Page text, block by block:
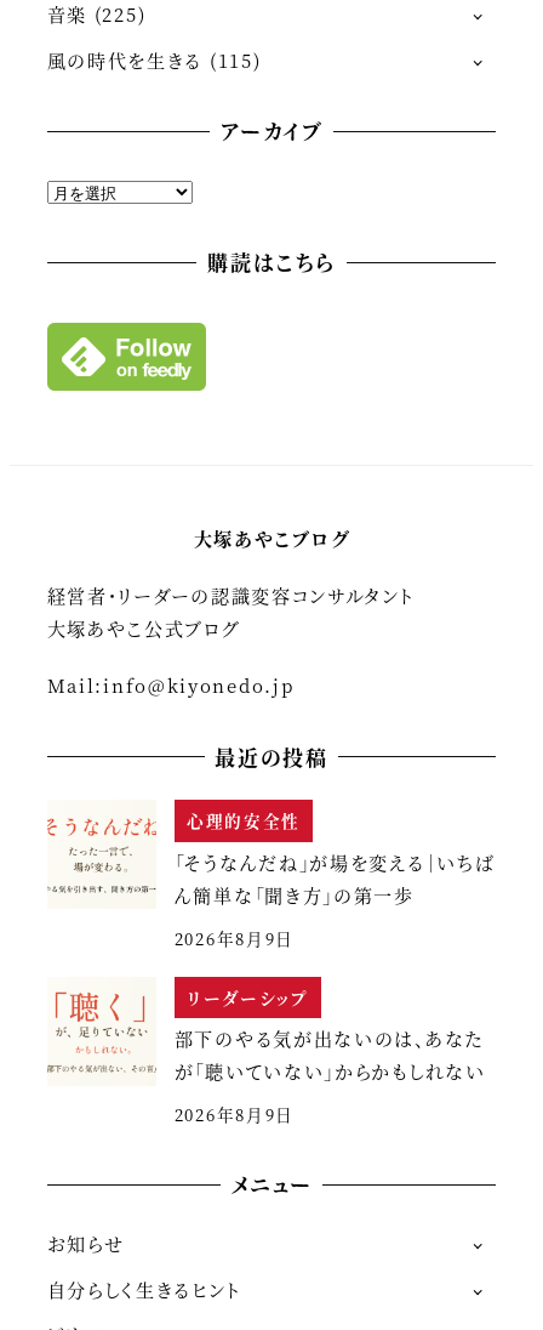
音楽 (225)
風の時代を生きる (115)
アーカイブ
ア
ブ
購読はこちら
大塚あやこブログ
経営者・リーダーの認識変容コンサルタント
大塚あやこ公式ブログ
Mail:info@kiyonedo.jp
最近の投稿
心理的安全性
「そうなんだね」が場を変える｜いちば
ん簡単な「聞き方」の第一歩
2026年8月9日
リーダーシップ
部下のやる気が出ないのは、あなた
が「聴いていない」からかもしれない
2026年8月9日
メニュー
お知らせ
自分らしく生きるヒント